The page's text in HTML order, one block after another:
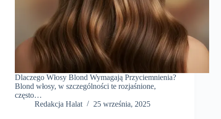
Dlaczego Włosy Blond Wymagają Przyciemnienia?
Blond włosy, w szczególności te rozjaśnione,
często…
Redakcja Halat
25 września, 2025